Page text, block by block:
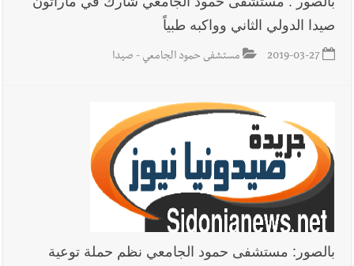
أخبار لبنان حراك ديبلوماسي للتجديد لـ اليونيفيل .. مسؤول غربي
يُحذّر من الفراغ !
ليلة سقوط رياض سلامة... هل ننتظر الحقيقة؟
صيدا الدولي الثاني وواكبه طبياً
2019-03-27 مستشفى حمود الجامعي - صيدا
بالصور: مستشفى حمود الجامعي نظم حملة توعية